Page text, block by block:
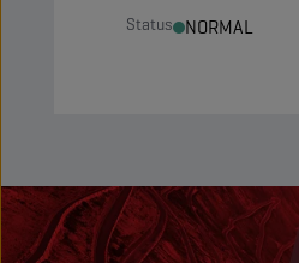
Status NORMAL